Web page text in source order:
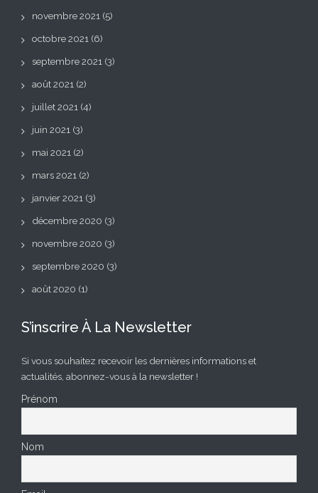
novembre 2021 (5)
octobre 2021 (6)
septembre 2021 (3)
août 2021 (2)
juillet 2021 (4)
juin 2021 (3)
mai 2021 (2)
mars 2021 (2)
janvier 2021 (3)
décembre 2020 (3)
novembre 2020 (3)
septembre 2020 (3)
août 2020 (1)
S’inscrire À La Newsletter
Si vous souhaitez recevoir les dernières informations et
actualités, abonnez-vous à la newsletter !
Prénom
Nom